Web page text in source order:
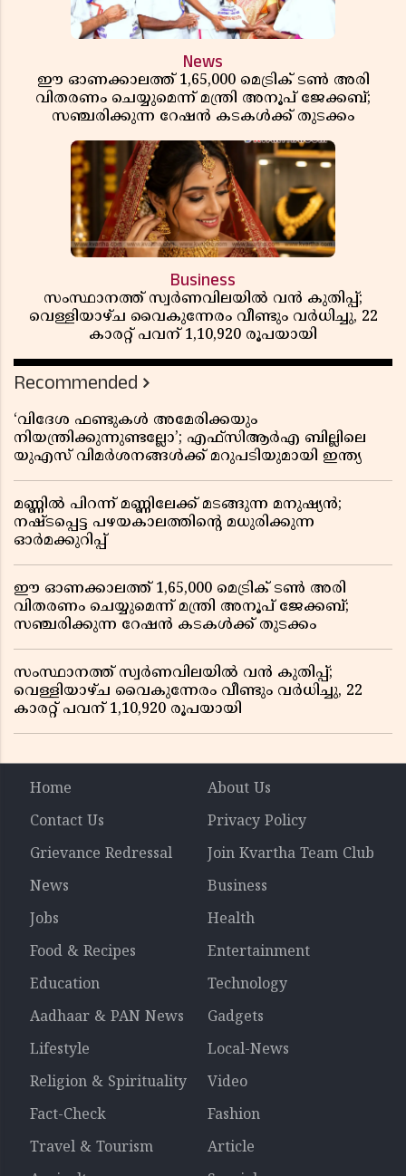
News
ഈ ഓണക്കാലത്ത് 1,65,000 മെട്രിക് ടൺ അരി
വിതരണം ചെയ്യുമെന്ന് മന്ത്രി അനൂപ് ജേക്കബ്;
സഞ്ചരിക്കുന്ന റേഷൻ കടകൾക്ക് തുടക്കം
Business
സംസ്ഥാനത്ത് സ്വർണവിലയിൽ വൻ കുതിപ്പ്;
വെള്ളിയാഴ്ച വൈകുന്നേരം വീണ്ടും വർധിച്ചു, 22
കാരറ്റ് പവന് 1,10,920 രൂപയായി
Recommended
‘വിദേശ ഫണ്ടുകൾ അമേരിക്കയും
നിയന്ത്രിക്കുന്നുണ്ടല്ലോ’; എഫ്സിആർഎ ബില്ലിലെ
യുഎസ് വിമർശനങ്ങൾക്ക് മറുപടിയുമായി ഇന്ത്യ
മണ്ണിൽ പിറന്ന് മണ്ണിലേക്ക് മടങ്ങുന്ന മനുഷ്യൻ;
നഷ്ടപ്പെട്ട പഴയകാലത്തിൻ്റെ മധുരിക്കുന്ന
ഓർമക്കുറിപ്പ്
ഈ ഓണക്കാലത്ത് 1,65,000 മെട്രിക് ടൺ അരി
വിതരണം ചെയ്യുമെന്ന് മന്ത്രി അനൂപ് ജേക്കബ്;
സഞ്ചരിക്കുന്ന റേഷൻ കടകൾക്ക് തുടക്കം
സംസ്ഥാനത്ത് സ്വർണവിലയിൽ വൻ കുതിപ്പ്;
വെള്ളിയാഴ്ച വൈകുന്നേരം വീണ്ടും വർധിച്ചു, 22
കാരറ്റ് പവന് 1,10,920 രൂപയായി
Home
About Us
Contact Us
Privacy Policy
Grievance Redressal
Join Kvartha Team Club
News
Business
Jobs
Health
Food & Recipes
Entertainment
Education
Technology
Aadhaar & PAN News
Gadgets
Lifestyle
Local-News
Religion & Spirituality
Video
Fact-Check
Fashion
Travel & Tourism
Article